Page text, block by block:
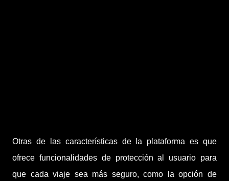
Otras de las características de la plataforma es que
ofrece funcionalidades de protección al usuario para
que cada viaje sea más seguro, como la opción de